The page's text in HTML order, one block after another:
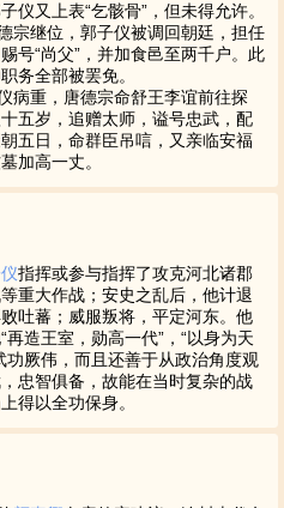
仪又上表“乞骸骨”，但未得允许。
继位，郭子仪被调回朝廷，担任
号“尚父”，并加食邑至两千户。此
务全部被罢免。
重，唐德宗命舒王李谊前往探
五岁，追赠太师，谥号忠武，配
五日，命群臣吊唁，又亲临安福
加高一丈。
指挥或参与指挥了攻克河北诸郡
重大作战；安史之乱后，他计退
吐蕃；威服叛将，平定河东。他
造王室，勋高一代”，“以身为天
功厥伟，而且还善于从政治角度观
忠智俱备，故能在当时复杂的战
得以全功保身。